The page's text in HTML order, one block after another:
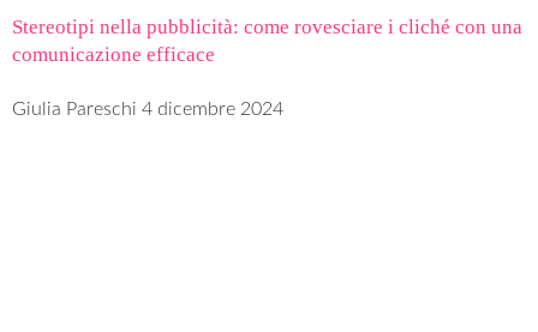
Stereotipi nella pubblicità: come rovesciare i cliché con una
comunicazione efficace
Giulia Pareschi 4 dicembre 2024